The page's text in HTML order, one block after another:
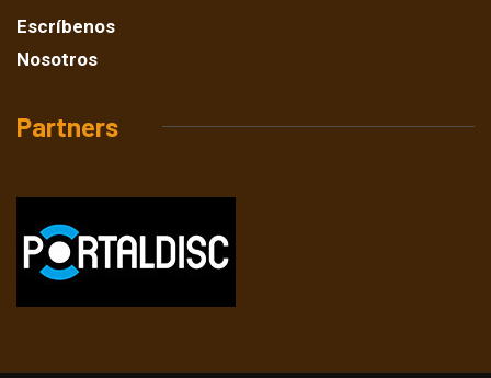
Escríbenos
Nosotros
Partners